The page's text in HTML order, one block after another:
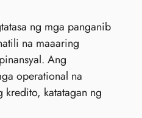
ng mga panganib
na maaaring
Ang
operational na
kredito, katatagan ng